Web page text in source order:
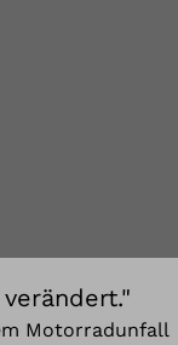
Motorradunfall